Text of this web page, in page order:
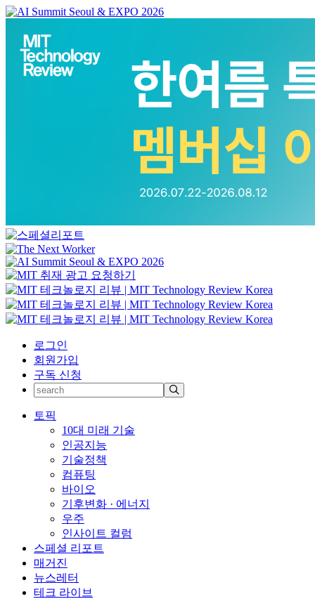
로그인
회원가입
구독 신청
토픽
10대 미래 기술
인공지능
기술정책
컴퓨팅
바이오
기후변화 · 에너지
우주
인사이트 컬럼
스페셜 리포트
매거진
뉴스레터
테크 라이브